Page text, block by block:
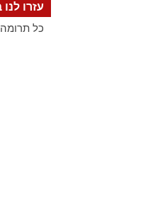
עזרו לנו
כל תרומה